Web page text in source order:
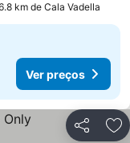
km de Cala Vadella
Ver preços
Partilhar